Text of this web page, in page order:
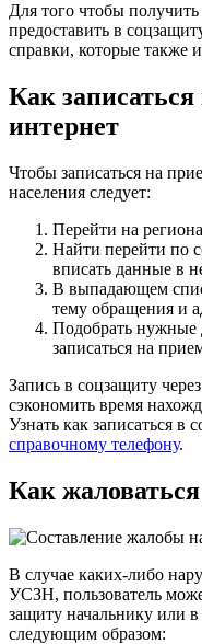
Для того чтобы
предоставить в
справки, которые также
Как
интернет
Чтобы записаться на
населения следует:
Перейти на
Найти перейти по
вписать данные в
В выпадающем
тему обращения и
Подобрать нужные
записаться на
Запись в соцзащиту
сэкономить время
Узнать как записаться
справочному телефону.
Как
В случае каких-либо
УСЗН, пользователь
защиту начальнику или
следующим образом: